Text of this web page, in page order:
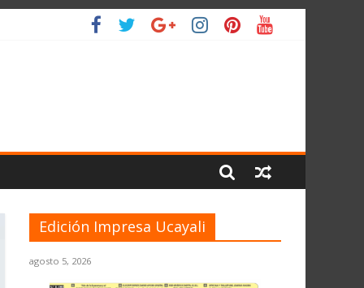
Edición Impresa Ucayali
agosto 5, 2026